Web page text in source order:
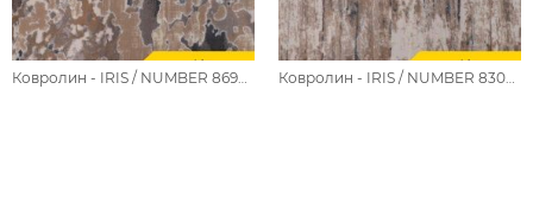
Ковролин - IRIS / NUMBER 8698С 46 BEIGE Ковролин - IRIS / NUMBER 8307С 46 BEIGE